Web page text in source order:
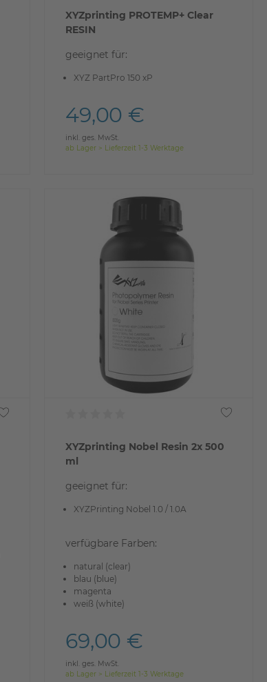
XYZprinting PROTEMP+ Clear
RESIN
geeignet für:
XYZ PartPro 150 xP
49,00 €
inkl. ges. MwSt.
ab Lager > Lieferzeit 1-3 Werktage
XYZprinting Nobel Resin 2x 500
ml
geeignet für:
XYZPrinting Nobel 1.0 / 1.0A
verfügbare Farben:
natural (clear)
blau (blue)
magenta
weiß (white)
69,00 €
inkl. ges. MwSt.
ab Lager > Lieferzeit 1-3 Werktage